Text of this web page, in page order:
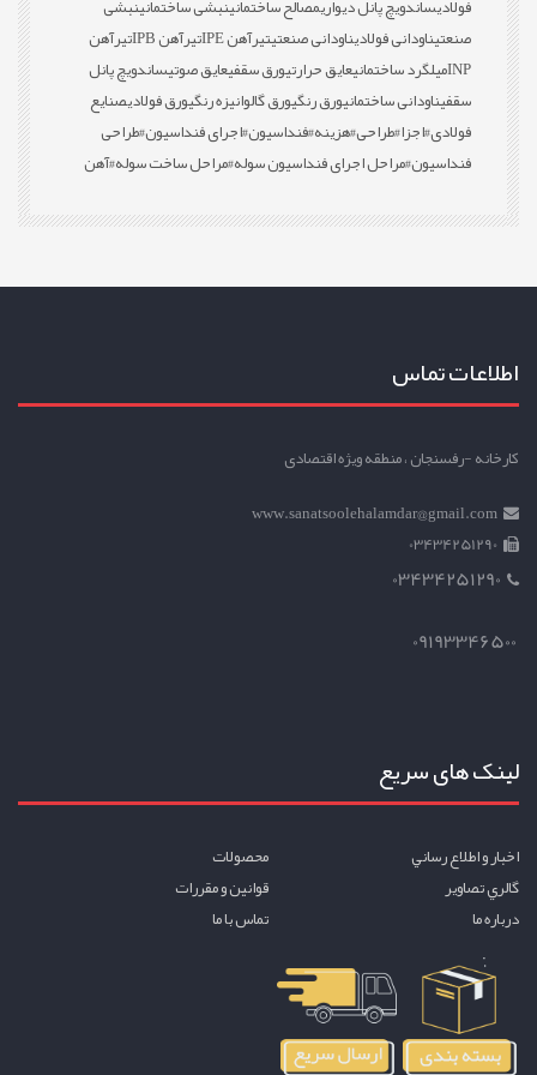
فولادیساندویچ پانل دیواریمصالح ساختمانینبشی ساختمانینبشی
صنعتیناودانی فولادیناودانی صنعتیتیرآهن IPE تیرآهن IPB
تیرآهن
INPمیلگرد ساختمانیعایق حرارتیورق سقفیعایق صوتیساندویچ پانل
سقفیناودانی ساختمانیورق رنگیورق گالوانیزه رنگیورق فولادیصنایع
فولادی#اجزا#طراحی#هزینه#فنداسیون#اجرای فنداسیون#طراحی
فنداسیون#مراحل اجرای فنداسیون سوله#مراحل ساخت سوله#آهن
اطلاعات تماس
کارخانه -رفسنجان ، منطقه ویژه اقتصادی
www.sanatsoolehalamdar@gmail.com
03434251290
03434251290
09193346500
لینک های سریع
اخبار و اطلاع رساني
محصولات
گالري تصاوير
قوانين و مقررات
درباره ما
تماس با ما